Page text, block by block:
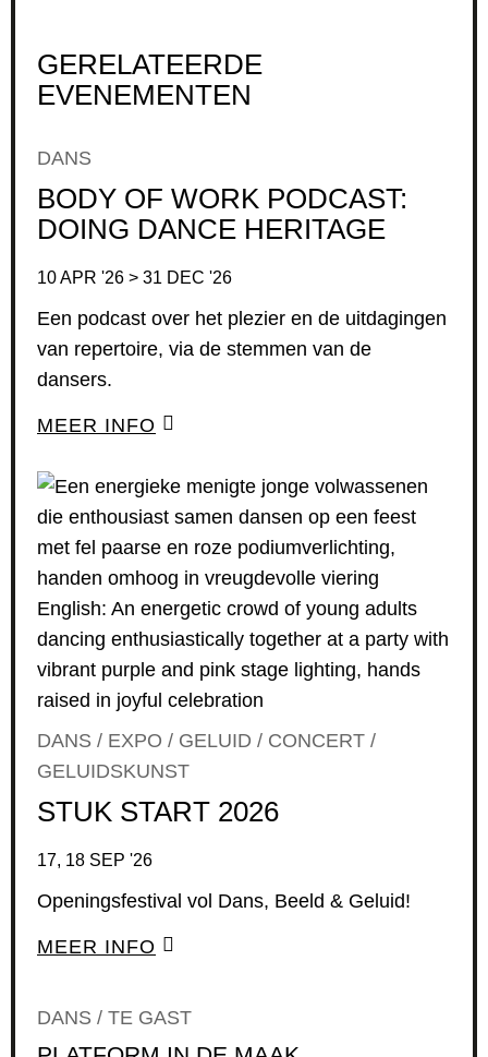
GERELATEERDE
EVENEMENTEN
DANS
BODY OF WORK PODCAST:
DOING DANCE HERITAGE
10 APR '26 > 31 DEC '26
Een podcast over het plezier en de uitdagingen
van repertoire, via de stemmen van de
dansers.
MEER INFO
DANS / EXPO / GELUID / CONCERT /
GELUIDSKUNST
STUK START 2026
17, 18 SEP '26
Openingsfestival vol Dans, Beeld & Geluid!
MEER INFO
DANS / TE GAST